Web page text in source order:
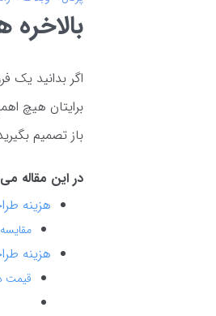
اگر بدانید یک
برایتان هیچ
باز تصمیم
در این مقاله
هزینه
هزینه
قیمت‌